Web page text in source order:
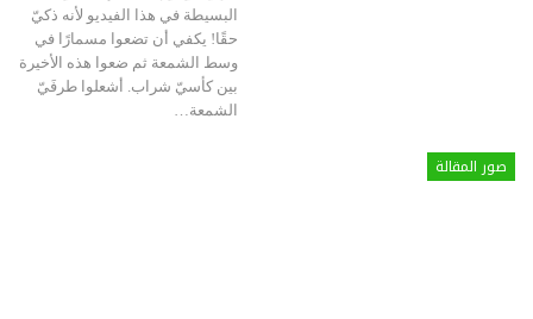
البسيطة في هذا الفيديو لأنه ذكيّ
حقًا! يكفي أن تضعوا مسمارًا في
وسط الشمعة ثم ضعوا هذه الأخيرة
بين كأسيّ شراب. أشعلوا طرفَيّ
الشمعة…
صور المقالة